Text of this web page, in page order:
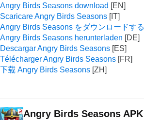
Angry Birds Seasons download
Scaricare Angry Birds Seasons
Angry Birds Seasons をダウンロードする
Angry Birds Seasons herunterladen
Descargar Angry Birds Seasons
Télécharger Angry Birds Seasons
下载 Angry Birds Seasons
Angry Birds Seasons APK